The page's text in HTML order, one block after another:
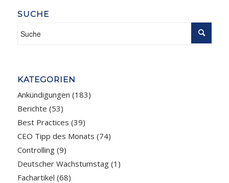
SUCHE
KATEGORIEN
Ankündigungen (183)
Berichte (53)
Best Practices (39)
CEO Tipp des Monats (74)
Controlling(9)
Deutscher Wachstumstag(1)
Fachartikel (68)